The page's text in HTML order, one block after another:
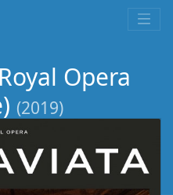
Opera
(2019)